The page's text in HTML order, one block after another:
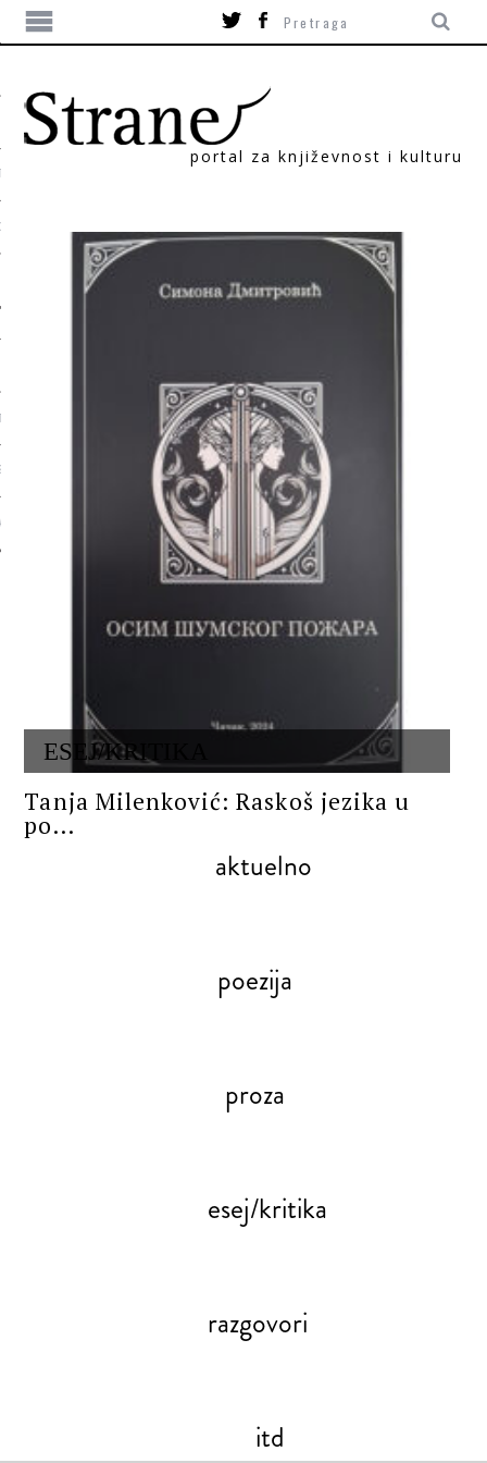
portal za književnost i kulturu
ESEJ/KRITIKA
Tanja Milenković: Raskoš jezika u
po...
aktuelno
poezija
proza
esej/kritika
razgovori
itd